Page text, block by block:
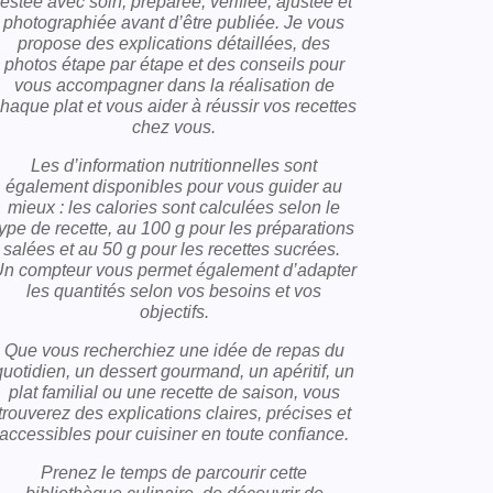
photographiée avant d’être publiée. Je vous
propose des explications détaillées, des
photos étape par étape et des conseils pour
vous accompagner dans la réalisation de
plat et vous aider à réussir vos recettes
chez vous.
Les d’information nutritionnelles sont
également disponibles pour vous guider au
mieux : les calories sont calculées selon le
de recette, au 100 g pour les préparations
salées et au 50 g pour les recettes sucrées.
compteur vous permet également d’adapter
les quantités selon vos besoins et vos
objectifs.
Que vous recherchiez une idée de repas du
un dessert gourmand, un apéritif, un
plat familial ou une recette de saison, vous
des explications claires, précises et
accessibles pour cuisiner en toute confiance.
Prenez le temps de parcourir cette